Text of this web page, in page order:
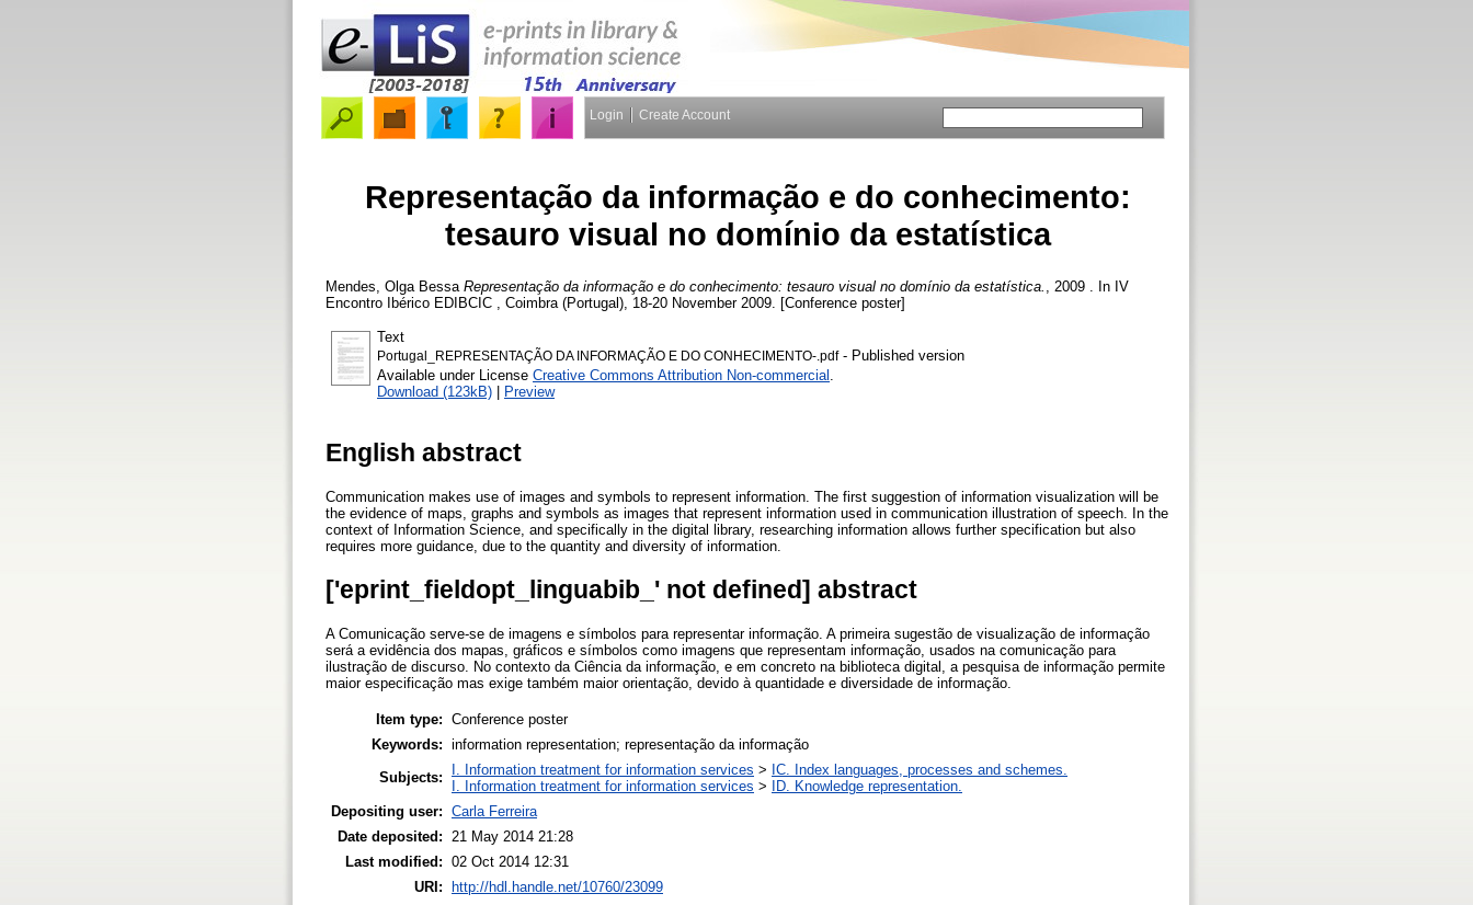
Login Create Account
Representação da informação e do conhecimento:
tesauro visual no domínio da estatística
Mendes, Olga Bessa Representação da informação e do conhecimento: tesauro visual no domínio da estatística.
, 2009 . In IV
Encontro Ibérico EDIBCIC , Coimbra (Portugal), 18-20 November 2009. [Conference poster]
Text
Portugal_REPRESENTAÇÃO DA INFORMAÇÃO E DO CONHECIMENTO-.pdf- Published version
Available under License Creative Commons Attribution Non-commercial
Download (123kB) | Preview
English abstract
Communication makes use of images and symbols to represent information. The first suggestion of information visualization will be
the evidence of maps, graphs and symbols as images that represent information used in communication illustration of speech. In the
context of Information Science, and specifically in the digital library, researching information allows further specification but also
requires more guidance, due to the quantity and diversity of information.
['eprint_fieldopt_linguabib_' not defined] abstract
A Comunicação serve-se de imagens e símbolos para representar informação. A primeira sugestão de visualização de informação
será a evidência dos mapas, gráficos e símbolos como imagens que representam informação, usados na comunicação para
ilustração de discurso. No contexto da Ciência da informação, e em concreto na biblioteca digital, a pesquisa de informação permite
maior especificação mas exige também maior orientação, devido à quantidade e diversidade de informação.
Item type: Conference poster
Keywords: information representation; representação da informação
Subjects:
I. Information treatment for information services > IC. Index languages, processes and schemes.
I. Information treatment for information services >
ID. Knowledge representation.
Depositing user: Carla Ferreira
Date deposited:
21 May 2014 21:28
Last modified: 02 Oct 2014 12:31
URI:
http://hdl.handle.net/10760/23099